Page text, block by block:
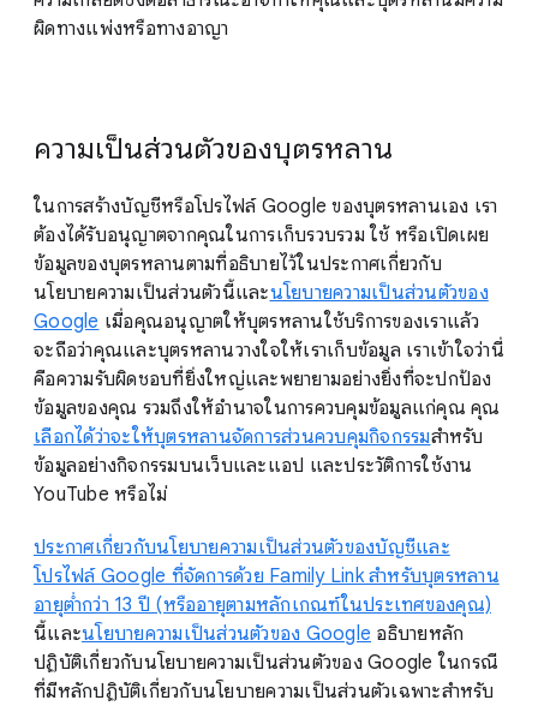
ผิดทางแพ่งหรือทางอาญา
ความเป็นส่วนตัวของบุตรหลาน
ในการสร้างบัญชีหรือโปรไฟล์ Google ของบุตรหลานเอง เรา
ต้องได้รับอนุญาตจากคุณในการเก็บรวบรวม ใช้ หรือเปิดเผย
ข้อมูลของบุตรหลานตามที่อธิบายไว้ในประกาศเกี่ยวกับ
นโยบายความเป็นส่วนตัวนี้และนโยบายความเป็นส่วนตัวของ
Google เมื่อคุณอนุญาตให้บุตรหลานใช้บริการของเราแล้ว
จะถือว่าคุณและบุตรหลานวางใจให้เราเก็บข้อมูล เราเข้าใจว่านี่
คือความรับผิดชอบที่ยิ่งใหญ่และพยายามอย่างยิ่งที่จะปกป้อง
ข้อมูลของคุณ รวมถึงให้อำนาจในการควบคุมข้อมูลแก่คุณ คุณ
เลือกได้ว่าจะให้บุตรหลานจัดการส่วนควบคุมกิจกรรมสำหรับ
ข้อมูลอย่างกิจกรรมบนเว็บและแอป และประวัติการใช้งาน
YouTube หรือไม่
ประกาศเกี่ยวกับนโยบายความเป็นส่วนตัวของบัญชีและ
โปรไฟล์ Google ที่จัดการด้วย Family Link สำหรับบุตรหลาน
อายุต่ำกว่า 13 ปี (หรืออายุตามหลักเกณฑ์ในประเทศของคุณ)
นี้และนโยบายความเป็นส่วนตัวของ Google อธิบายหลัก
ปฏิบัติเกี่ยวกับนโยบายความเป็นส่วนตัวของ Google ในกรณี
ที่มีหลักปฏิบัติเกี่ยวกับนโยบายความเป็นส่วนตัวเฉพาะสำหรับ